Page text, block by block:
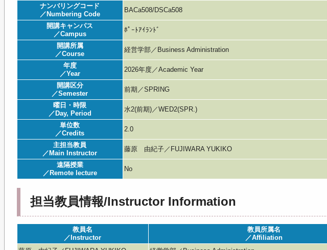
ナンバリングコード
／Numbering Code
BACa508/DSCa508
開講キャンパス
／Campus
ﾎﾟｰﾄｱｲﾗﾝﾄﾞ
開講所属
／Course
経営学部／Business Administration
年度
／Year
2026年度／Academic Year
開講区分
／Semester
前期／SPRING
曜日・時限
／Day, Period
水2(前期)／WED2(SPR.)
単位数
／Credits
2.0
主担当教員
／Main Instructor
藤原 由紀子／FUJIWARA YUKIKO
遠隔授業
／Remote lecture
No
担当教員情報/Instructor Information
教員名
／Instructor
教員所属名
／Affiliation